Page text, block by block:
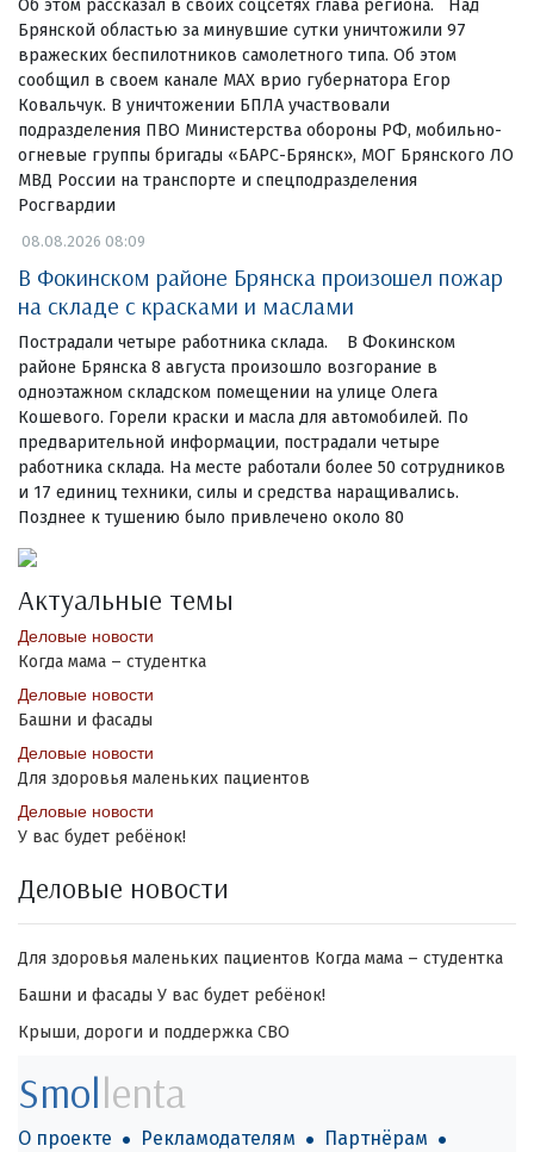
Об этом рассказал в своих соцсетях глава региона. Над
Брянской областью за минувшие сутки уничтожили 97
вражеских беспилотников самолетного типа. Об этом
сообщил в своем канале МАХ врио губернатора Егор
Ковальчук. В уничтожении БПЛА участвовали
подразделения ПВО Министерства обороны РФ, мобильно-
огневые группы бригады «БАРС-Брянск», МОГ Брянского ЛО
МВД России на транспорте и спецподразделения
Росгвардии
08.08.2026 08:09
В Фокинском районе Брянска произошел пожар
на складе с красками и маслами
Пострадали четыре работника склада. В Фокинском
районе Брянска 8 августа произошло возгорание в
одноэтажном складском помещении на улице Олега
Кошевого. Горели краски и масла для автомобилей. По
предварительной информации, пострадали четыре
работника склада. На месте работали более 50 сотрудников
и 17 единиц техники, силы и средства наращивались.
Позднее к тушению было привлечено около 80
Актуальные темы
Деловые новости
Когда мама – студентка
Деловые новости
Башни и фасады
Деловые новости
Для здоровья маленьких пациентов
Деловые новости
У вас будет ребёнок!
Деловые новости
Для здоровья маленьких пациентов Когда мама – студентка
Башни и фасады У вас будет ребёнок!
Крыши, дороги и поддержка СВО
Smollenta
О проекте Рекламодателям Партнёрам